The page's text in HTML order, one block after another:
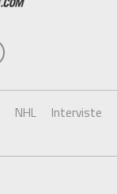
NHL
Interviste